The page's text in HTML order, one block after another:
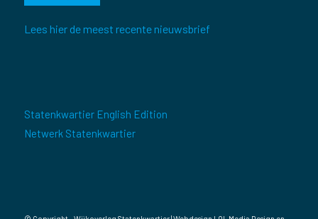
Lees hier de meest recente nieuwsbrief
Statenkwartier English Edition
Netwerk Statenkwartier